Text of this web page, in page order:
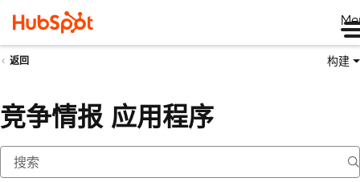
返回 构建
竞争情报 应用程序